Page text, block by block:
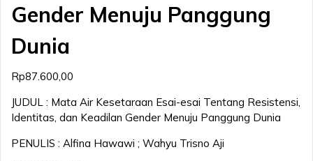
Gender Menuju Panggung
Dunia
Rp87.600,00
JUDUL : Mata Air Kesetaraan Esai-esai Tentang Resistensi,
Identitas, dan Keadilan Gender Menuju Panggung Dunia
PENULIS : Alfina Hawawi ; Wahyu Trisno Aji